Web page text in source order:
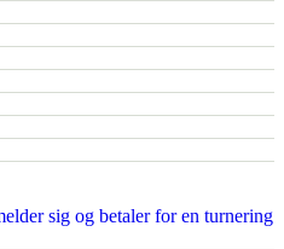
sig og betaler for en turnering